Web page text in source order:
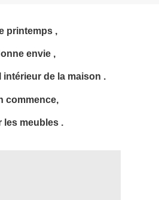
printemps ,
envie ,
intérieur de la maison .
commence,
les meubles .